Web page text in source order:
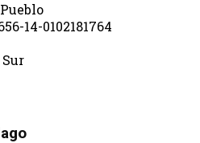
14-0102181764